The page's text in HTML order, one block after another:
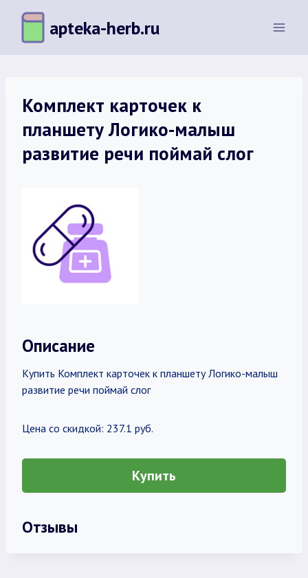
Перейти
содержимому
apteka-herb.ru
Комплект карточек к
планшету Логико-малыш
развитие речи поймай слог
Описание
Купить Комплект карточек к планшету Логико-малыш
развитие речи поймай слог
Цена со скидкой: 237.1 руб.
Купить
Отзывы